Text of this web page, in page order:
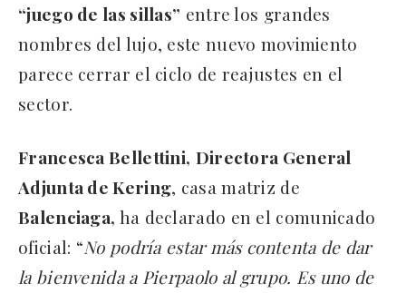
“juego de las sillas” entre los grandes
nombres del lujo, este nuevo movimiento
parece cerrar el ciclo de reajustes en el
sector.
Francesca Bellettini, Directora General
Adjunta de Kering, casa matriz de
Balenciaga, ha declarado en el comunicado
oficial: “No podría estar más contenta de dar
la bienvenida a Pierpaolo al grupo. Es uno de